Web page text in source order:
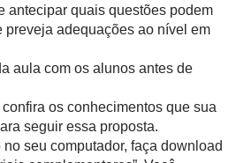
antecipar quais questões podem
preveja adequações ao nível em
aula com os alunos antes de
confira os conhecimentos que sua
seguir essa proposta.
seu computador, faça download